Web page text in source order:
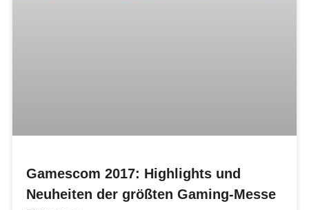
Gamescom 2017: Highlights und
Neuheiten der größten Gaming-Messe